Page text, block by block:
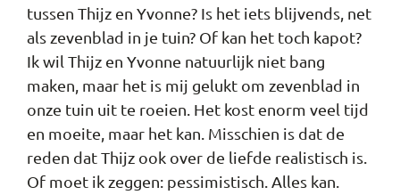
tussen Thijz en Yvonne? Is het iets blijvends, net
als zevenblad in je tuin? Of kan het toch kapot?
Ik wil Thijz en Yvonne natuurlijk niet bang
maken, maar het is mij gelukt om zevenblad in
onze tuin uit te roeien. Het kost enorm veel tijd
en moeite, maar het kan. Misschien is dat de
reden dat Thijz ook over de liefde realistisch is.
Of moet ik zeggen: pessimistisch. Alles kan.